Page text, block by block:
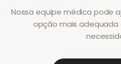
Nossa equipe médica pode
opção mais adequada